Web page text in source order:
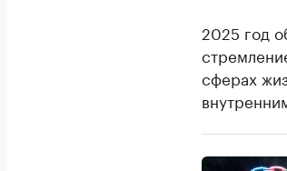
2025 год
сферах